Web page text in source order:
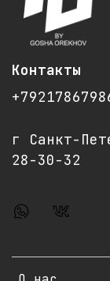
Контакты
г Санкт-
28-30-32